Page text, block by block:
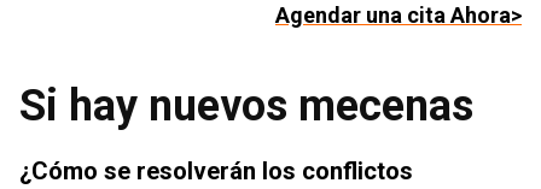
Agendar una cita Ahora>
Si hay nuevos mecenas
¿Cómo se resolverán los conflictos